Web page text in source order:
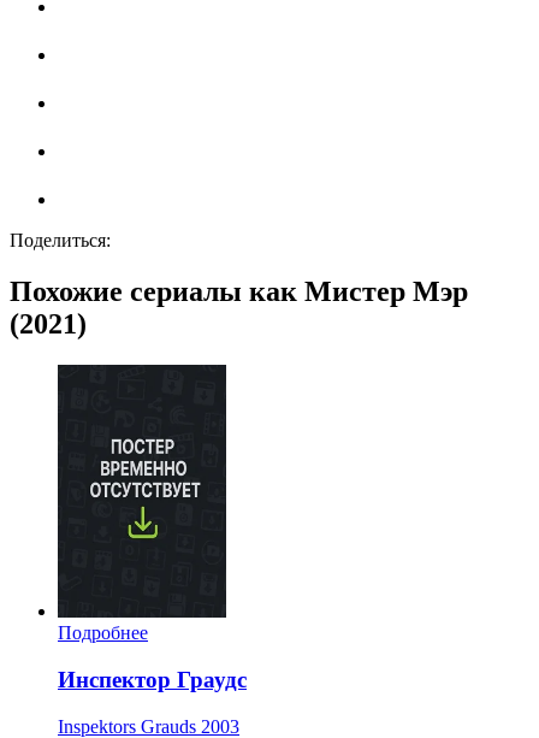
Поделиться:
Похожие сериалы как Мистер Мэр
(2021)
Подробнее
Инспектор Граудс
Inspektors Grauds 2003